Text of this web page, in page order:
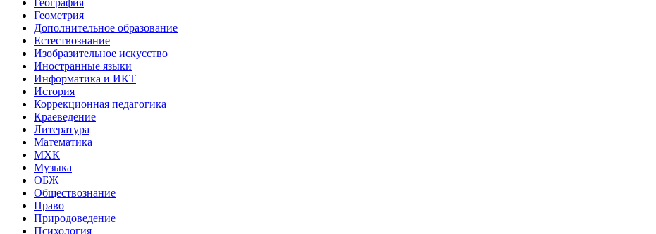
Геометрия
Дополнительное образование
Естествознание
Изобразительное искусство
Иностранные языки
Информатика и ИКТ
История
Коррекционная педагогика
Краеведение
Литература
Математика
МХК
Музыка
ОБЖ
Обществознание
Право
Природоведение
Психология